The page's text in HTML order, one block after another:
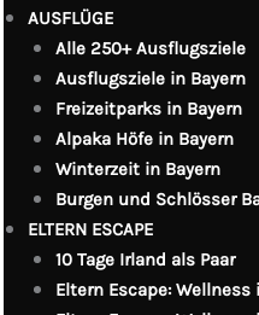
AUSFLÜGE
Alle 250+ Ausflugsziele
Ausflugsziele in Bayern
Freizeitparks in Bayern
Alpaka Höfe in Bayern
Winterzeit in Bayern
Burgen und Schlösser
ELTERN ESCAPE
10 Tage Irland als Paar
Eltern Escape: